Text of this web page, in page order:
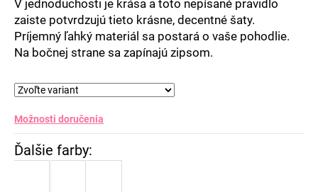
5
hviezdičiek.
V jednoduchosti je krása a toto nepísané pravidlo
zaiste potvrdzujú tieto krásne, decentné šaty.
Príjemný ľahký materiál sa postará o vaše pohodlie.
Na bočnej strane sa zapínajú zipsom.
Možnosti doručenia